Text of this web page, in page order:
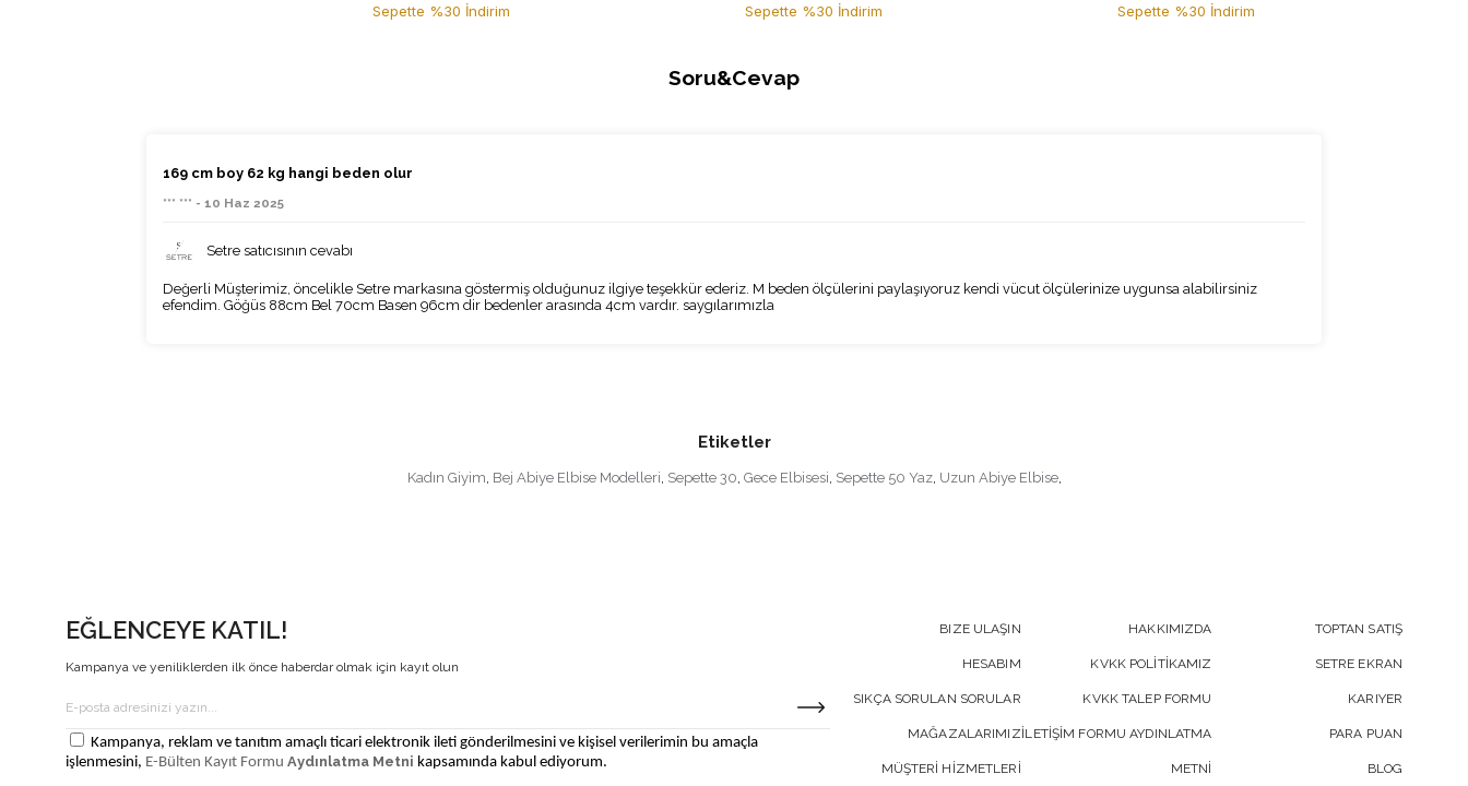
Sepette %30 İndirim Sepette %30 İndirim Sepette %30 İndirim
Soru&Cevap
169 cm boy 62 kg hangi beden olur
*** *** - 10 Haz 2025
Setre satıcısının cevabı
Değerli Müşterimiz, öncelikle Setre markasına göstermiş olduğunuz ilgiye teşekkür ederiz. M beden ölçülerini paylaşıyoruz kendi vücut ölçülerinize uygunsa alabilirsiniz
efendim. Göğüs 88cm Bel 70cm Basen 96cm dir bedenler arasında 4cm vardır. saygılarımızla
Etiketler
Kadın Giyim, Bej Abiye Elbise Modelleri, Sepette 30, Gece Elbisesi, Sepette 50 Yaz, Uzun Abiye Elbise,
EĞLENCEYE KATIL!
Kampanya ve yeniliklerden ilk önce haberdar olmak için kayıt olun
Kampanya, reklam ve tanıtım amaçlı ticari elektronik ileti gönderilmesini ve kişisel verilerimin bu amaçla
işlenmesini, E-Bülten Kayıt Formu Aydınlatma Metni kapsamında kabul ediyorum.
BIZE ULAŞIN
HESABIM
SIKÇA SORULAN SORULAR
MAĞAZALARIMIZ
MÜŞTERİ HİZMETLERİ
HAKKIMIZDA
KVKK POLİTİKAMIZ
KVKK TALEP FORMU
İLETİŞİM FORMU AYDINLATMA
METNİ
TOPTAN SATIŞ
SETRE EKRAN
KARIYER
PARA PUAN
BLOG